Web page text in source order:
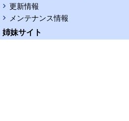
更新情報
メンテナンス情報
姉妹サイト